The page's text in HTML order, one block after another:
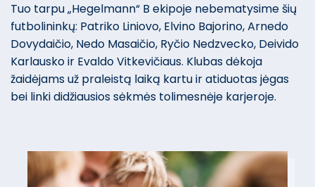
Tuo tarpu „Hegelmann“ B ekipoje nebematysime šių
futbolininkų: Patriko Liniovo, Elvino Bajorino, Arnedo
Dovydaičio, Nedo Masaičio, Ryčio Nedzvecko, Deivido
Karlausko ir Evaldo Vitkevičiaus. Klubas dėkoja
žaidėjams už praleistą laiką kartu ir atiduotas jėgas
bei linki didžiausios sėkmės tolimesnėje karjeroje.